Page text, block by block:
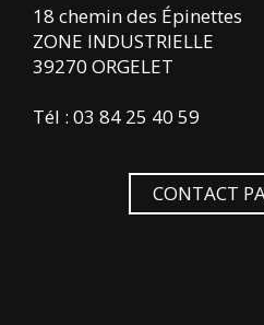
18 chemin des Épinettes
ZONE INDUSTRIELLE
39270 ORGELET
Tél : 03 84 25 40 59
CONTACT